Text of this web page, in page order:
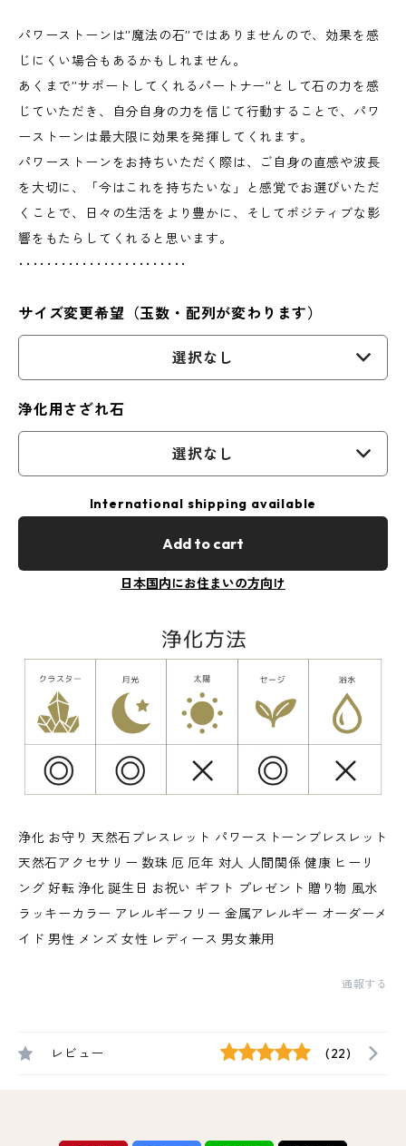
パワーストーンは”魔法の石”ではありませんので、効果を感
じにくい場合もあるかもしれません。
あくまで”サポートしてくれるパートナー”として石の力を感
じていただき、自分自身の力を信じて行動することで、パワ
ーストーンは最大限に効果を発揮してくれます。
パワーストーンをお持ちいただく際は、ご自身の直感や波長
を大切に、「今はこれを持ちたいな」と感覚でお選びいただ
くことで、日々の生活をより豊かに、そしてポジティブな影
響をもたらしてくれると思います。
････････････････････････
サイズ変更希望（玉数・配列が変わります）
選択なし
浄化用さざれ石
選択なし
International shipping available
Add to cart
日本国内にお住まいの方向け
浄化 お守り 天然石ブレスレット パワーストーンブレスレット
天然石アクセサリー 数珠 厄 厄年 対人 人間関係 健康 ヒーリ
ング 好転 浄化 誕生日 お祝い ギフト プレゼント 贈り物 風水
ラッキーカラー アレルギーフリー 金属アレルギー オーダーメ
イド 男性 メンズ 女性 レディース 男女兼用
通報する
レビュー (22)